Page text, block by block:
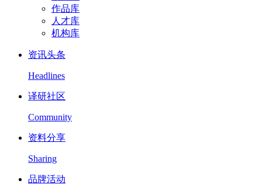
作品库
人才库
机构库
资讯头条
Headlines
译研社区
Community
资料分享
Sharing
品牌活动